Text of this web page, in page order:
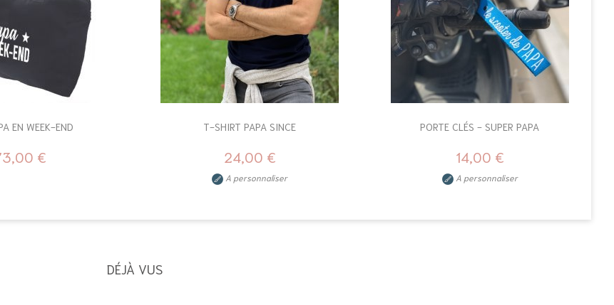
EN WEEK-END
€
T-SHIRT PAPA SINCE
24,00 €
A personnaliser
PORTE CLÉS - SUPER PAPA
14,00 €
A personnaliser
DÉJÀ VUS